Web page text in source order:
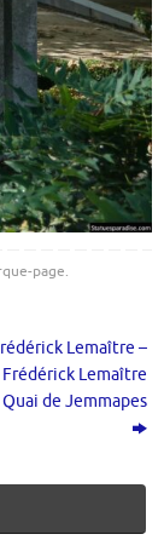
page.
Lemaître –
Lemaître
de Jemmapes